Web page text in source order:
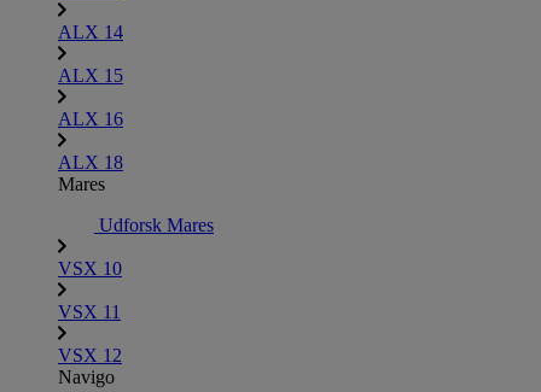
ALX 14
ALX 15
ALX 16
ALX 18
Mares
Udforsk Mares
VSX 10
VSX 11
VSX 12
Navigo